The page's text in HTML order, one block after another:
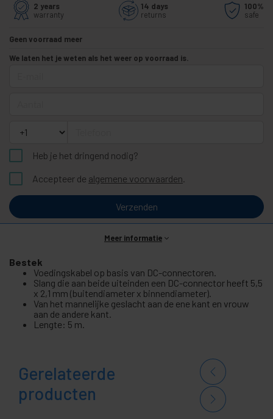
2 years
warranty
14 days
returns
100%
safe
Geen voorraad meer
We laten het je weten als het weer op voorraad is.
Heb je het dringend nodig?
Accepteer de algemene voorwaarden.
Verzenden
Meer informatie
Bestek
Voedingskabel op basis van DC-connectoren.
Slang die aan beide uiteinden een DC-connector heeft 5,5
x 2,1 mm (buitendiameter x binnendiameter).
Van het mannelijke geslacht aan de ene kant en vrouw
aan de andere kant.
Lengte: 5 m.
Gerelateerde
producten